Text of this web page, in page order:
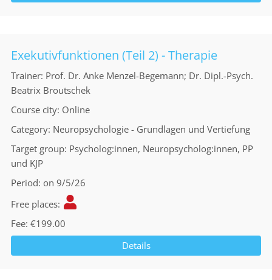
Exekutivfunktionen (Teil 2) - Therapie
Trainer Prof. Dr. Anke Menzel-Begemann; Dr. Dipl.-Psych.
Beatrix Broutschek
Course city Online
Category Neuropsychologie - Grundlagen und Vertiefung
Target group Psycholog:innen, Neuropsycholog:innen, PP
und KJP
Period on 9/5/26
Free places
Fee €199.00
Details